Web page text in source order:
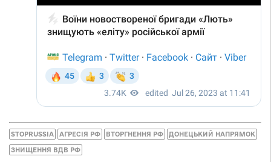
STOPRUSSIA АГРЕСІЯ РФ ВТОРГНЕННЯ РФ ДОНЕЦЬКИЙ НАПРЯМОК
ЗНИЩЕННЯ ВДВ РФ